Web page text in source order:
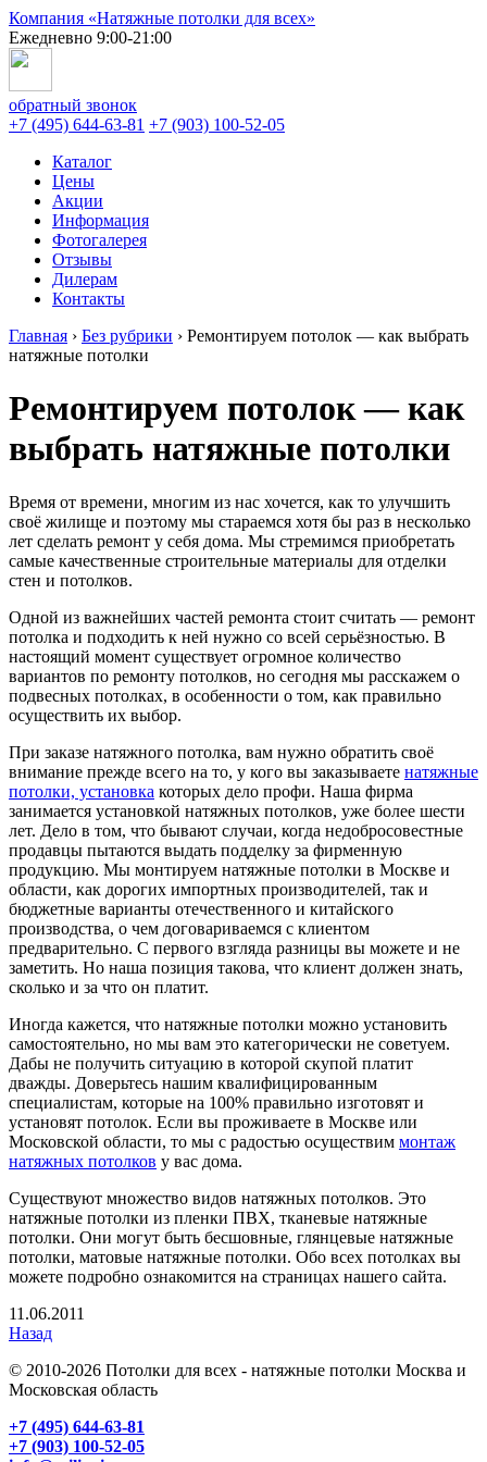
Компания «Натяжные потолки для всех»
Ежедневно 9:00-21:00
обратный звонок
+7 (495) 644-63-81 +7 (903) 100-52-05
Каталог
Цены
Акции
Информация
Фотогалерея
Отзывы
Дилерам
Контакты
Главная › Без рубрики › Ремонтируем потолок — как выбрать
натяжные потолки
Ремонтируем потолок — как
выбрать натяжные потолки
Время от времени, многим из нас хочется, как то улучшить
своё жилище и поэтому мы стараемся хотя бы раз в несколько
лет сделать ремонт у себя дома. Мы стремимся приобретать
самые качественные строительные материалы для отделки
стен и потолков.
Одной из важнейших частей ремонта стоит считать — ремонт
потолка и подходить к ней нужно со всей серьёзностью. В
настоящий момент существует огромное количество
вариантов по ремонту потолков, но сегодня мы расскажем о
подвесных потолках, в особенности о том, как правильно
осуществить их выбор.
При заказе натяжного потолка, вам нужно обратить своё
внимание прежде всего на то, у кого вы заказываете натяжные
потолки, установка которых дело профи. Наша фирма
занимается установкой натяжных потолков, уже более шести
лет. Дело в том, что бывают случаи, когда недобросовестные
продавцы пытаются выдать подделку за фирменную
продукцию. Мы монтируем натяжные потолки в Москве и
области, как дорогих импортных производителей, так и
бюджетные варианты отечественного и китайского
производства, о чем договариваемся с клиентом
предварительно. С первого взгляда разницы вы можете и не
заметить. Но наша позиция такова, что клиент должен знать,
сколько и за что он платит.
Иногда кажется, что натяжные потолки можно установить
самостоятельно, но мы вам это категорически не советуем.
Дабы не получить ситуацию в которой скупой платит
дважды. Доверьтесь нашим квалифицированным
специалистам, которые на 100% правильно изготовят и
установят потолок. Если вы проживаете в Москве или
Московской области, то мы с радостью осуществим монтаж
натяжных потолков у вас дома.
Существуют множество видов натяжных потолков. Это
натяжные потолки из пленки ПВХ, тканевые натяжные
потолки. Они могут быть бесшовные, глянцевые натяжные
потолки, матовые натяжные потолки. Обо всех потолках вы
можете подробно ознакомится на страницах нашего сайта.
11.06.2011
Назад
© 2010-2026 Потолки для всех - натяжные потолки Москва и
Московская область
+7 (495) 644-63-81
+7 (903) 100-52-05